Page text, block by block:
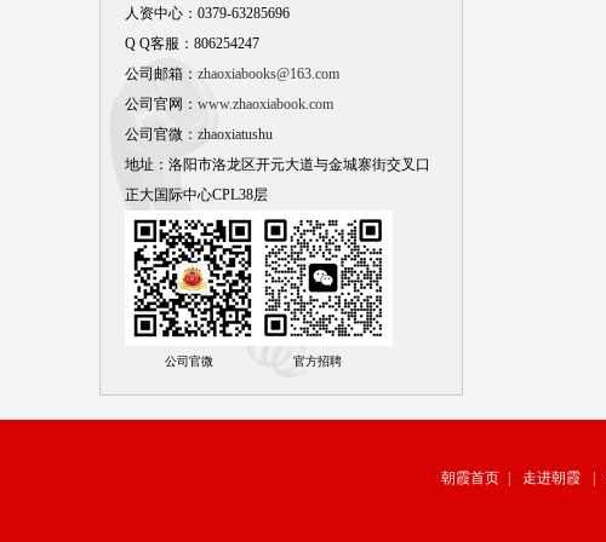
人资中心：0379-63285696
Q Q客服：806254247
公司邮箱： zhaoxiabooks@163.com
公司官网： www.zhaoxiabook.com
公司官微： zhaoxiatushu
地址：洛阳市洛龙区开元大道与金城寨街交叉口
正大国际中心CPL38层
公司官微 官方招聘
朝霞首页 走进朝霞